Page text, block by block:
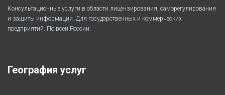
Консультационные услуги в области лицензирования, саморегулирования
и защиты информации. Для государственных и коммерческих
предприятий. По всей России.
География услуг